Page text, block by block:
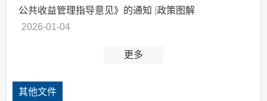
公共收益管理指导意见》的通知 政策图解
2026-01-04
更多
其他文件